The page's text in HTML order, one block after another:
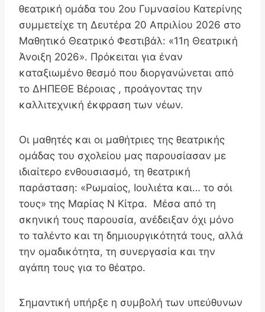
θεατρική ομάδα του 2ου Γυμνασίου Κατερίνης
συμμετείχε τη Δευτέρα 20 Απριλίου 2026 στο
Μαθητικό Θεατρικό Φεστιβάλ: «11η Θεατρική
Άνοιξη 2026». Πρόκειται για έναν
καταξιωμένο θεσμό που διοργανώνεται από
το ΔΗΠΕΘΕ Βέροιας , προάγοντας την
καλλιτεχνική έκφραση των νέων.
Οι μαθητές και οι μαθήτριες της θεατρικής
ομάδας του σχολείου μας παρουσίασαν με
ιδιαίτερο ενθουσιασμό, τη θεατρική
παράσταση: «Ρωμαίος, Ιουλιέτα και… το σόι
τους» της Μαρίας Ν Κίτρα. Μέσα από τη
σκηνική τους παρουσία, ανέδειξαν όχι μόνο
το ταλέντο και τη δημιουργικότητά τους, αλλά
την ομαδικότητα, τη συνεργασία και την
αγάπη τους για το θέατρο.
Σημαντική υπήρξε η συμβολή των υπεύθυνων